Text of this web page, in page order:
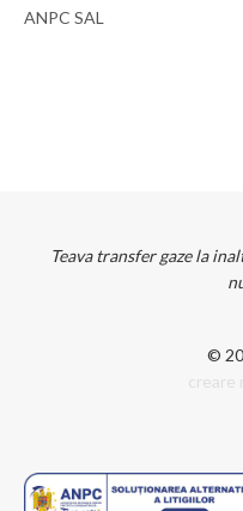
ANPC SAL
Teava transfer gaze la
©
creare